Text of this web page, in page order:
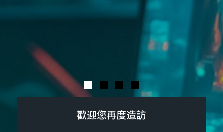
歡迎您再度造訪